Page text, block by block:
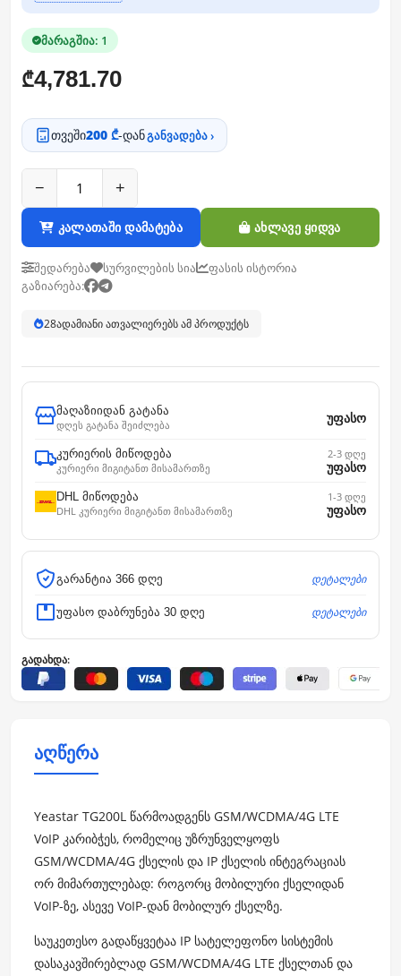
მარაგშია: 1
₾4,781.70
თვეში200 ₾-დანგანვადება ›
− +
კალათაში დამატება ახლავე ყიდვა
შედარება სურვილების სია
ფასის ისტორია
გაზიარება:
28ადამიანი ათვალიერებს ამ პროდუქტს
მაღაზიიდან გატანა
დღეს გატანა შეიძლება
უფასო
კურიერის მიწოდება
კურიერი მიგიტანთ მისამართზე
2-3 დღე
უფასო
DHL მიწოდება
DHL კურიერი მიგიტანთ მისამართზე
1-3 დღე
უფასო
გარანტია 366 დღე დეტალები
უფასო დაბრუნება 30 დღე დეტალები
გადახდა:
აღწერა
Yeastar TG200L წარმოადგენს GSM/WCDMA/4G LTE
VoIP კარიბჭეს, რომელიც უზრუნველყოფს
GSM/WCDMA/4G ქსელის და IP ქსელის ინტეგრაციას
ორ მიმართულებად: როგორც მობილური ქსელიდან
VoIP-ზე, ასევე VoIP-დან მობილურ ქსელზე.
საუკეთესო გადაწყვეტაა IP სატელეფონო სისტემის
დასაკავშირებლად GSM/WCDMA/4G LTE ქსელთან და